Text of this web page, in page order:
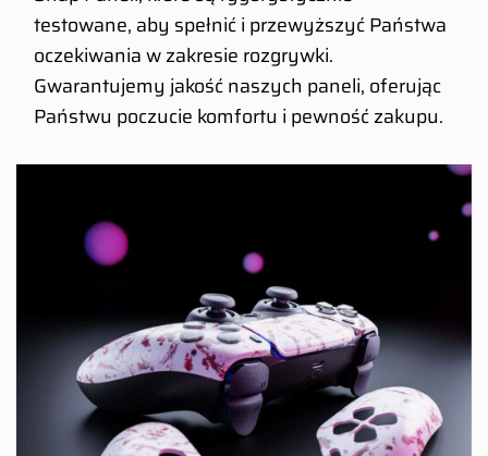
testowane, aby spełnić i przewyższyć Państwa
oczekiwania w zakresie rozgrywki.
Gwarantujemy jakość naszych paneli, oferując
Państwu poczucie komfortu i pewność zakupu.